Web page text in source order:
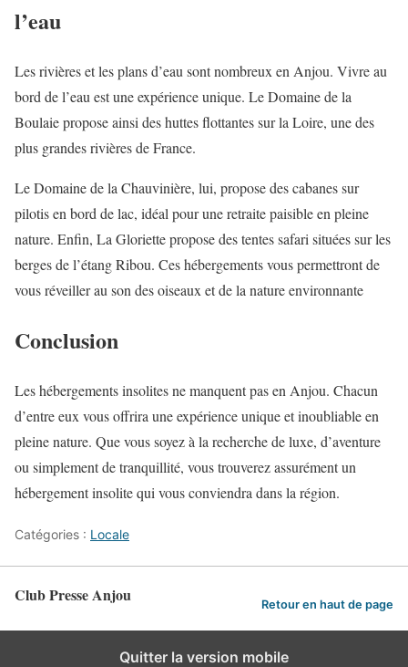
l’eau
Les rivières et les plans d’eau sont nombreux en Anjou. Vivre au
bord de l’eau est une expérience unique. Le Domaine de la
Boulaie propose ainsi des huttes flottantes sur la Loire, une des
plus grandes rivières de France.
Le Domaine de la Chauvinière, lui, propose des cabanes sur
pilotis en bord de lac, idéal pour une retraite paisible en pleine
nature. Enfin, La Gloriette propose des tentes safari situées sur les
berges de l’étang Ribou. Ces hébergements vous permettront de
vous réveiller au son des oiseaux et de la nature environnante
Conclusion
Les hébergements insolites ne manquent pas en Anjou. Chacun
d’entre eux vous offrira une expérience unique et inoubliable en
pleine nature. Que vous soyez à la recherche de luxe, d’aventure
ou simplement de tranquillité, vous trouverez assurément un
hébergement insolite qui vous conviendra dans la région.
Catégories : Locale
Club Presse Anjou Retour en haut de page
Quitter la version mobile